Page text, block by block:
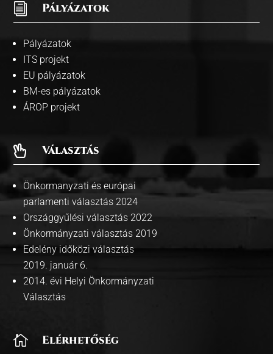
i Pályázatok
Pályázatok
ITS projekt
EU pályázatok
BM-es pályázatok
ÁROP projekt
 Választás
Önkormanyzati és európai
parlamenti választás 2024
Országgyűlési választás 2022
Önkormányzati választás 2019
Edelény időközi választás
2019. január 6.
2014. évi Helyi Önkormányzati
Választás
 Elérhetőség